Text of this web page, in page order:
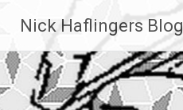
Inhalt
springen
Nick Haflingers Blog